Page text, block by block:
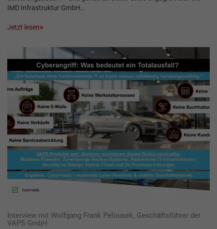
IMD Infrastruktur GmbH…
Jetzt lesen
Interview mit Wolfgang Frank Pelousek, Geschäftsführer der
VAPS GmbH